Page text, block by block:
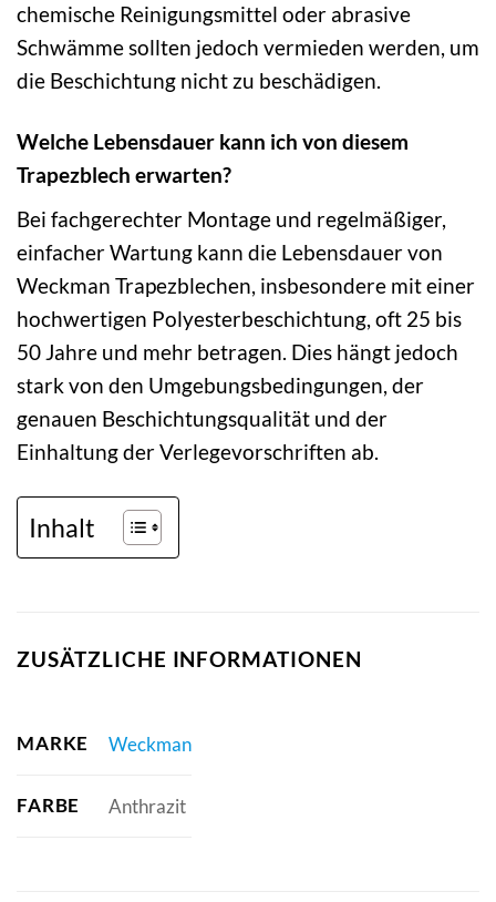
chemische Reinigungsmittel oder abrasive
Schwämme sollten jedoch vermieden werden, um
die Beschichtung nicht zu beschädigen.
Welche Lebensdauer kann ich von diesem
Trapezblech erwarten?
Bei fachgerechter Montage und regelmäßiger,
einfacher Wartung kann die Lebensdauer von
Weckman Trapezblechen, insbesondere mit einer
hochwertigen Polyesterbeschichtung, oft 25 bis
50 Jahre und mehr betragen. Dies hängt jedoch
stark von den Umgebungsbedingungen, der
genauen Beschichtungsqualität und der
Einhaltung der Verlegevorschriften ab.
Inhalt
ZUSÄTZLICHE INFORMATIONEN
MARKE Weckman
FARBE Anthrazit